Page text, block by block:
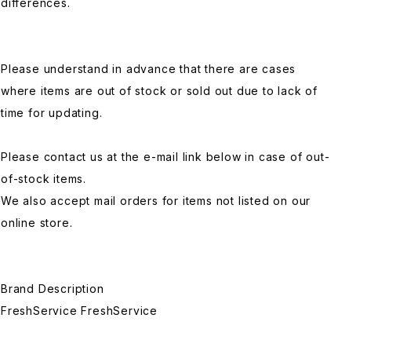
differences.
Please understand in advance that there are cases
where items are out of stock or sold out due to lack of
time for updating.
Please contact us at the e-mail link below in case of out-
of-stock items.
We also accept mail orders for items not listed on our
online store.
Brand Description
FreshService FreshService